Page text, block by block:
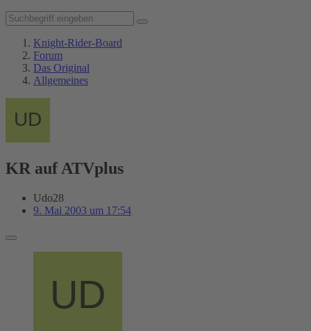
Knight-Rider-Board
Forum
Das Original
Allgemeines
KR auf ATVplus
Udo28
9. Mai 2003 um 17:54